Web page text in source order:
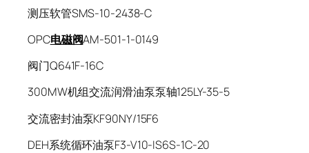
测压软管SMS-10-2438-C
OPC电磁阀AM-501-1-0149
阀门Q641F-16C
300MW机组交流润滑油泵泵轴125LY-35-5
交流密封油泵KF90NY/15F6
DEH系统循环油泵F3-V10-IS6S-1C-20